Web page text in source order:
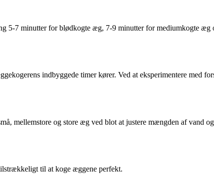
5-7 minutter for blødkogte æg, 7-9 minutter for mediumkogte
indbyggede timer kører. Ved at eksperimentere med
mellemstore og store æg ved blot at justere mængden af vand
til at koge æggene perfekt.